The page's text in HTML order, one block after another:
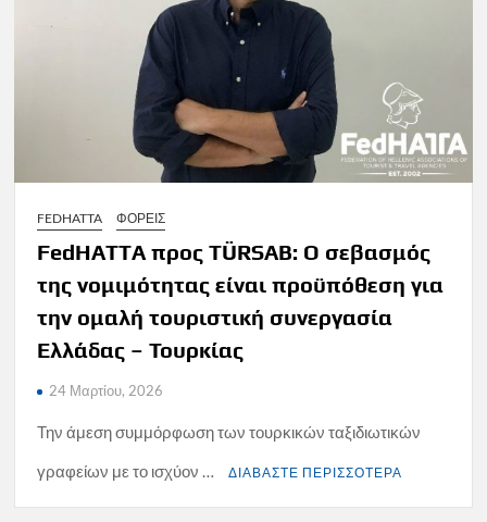
FEDHATTA ΦΟΡΕΙΣ
FedHATTA προς TÜRSAB: Ο σεβασμός
της νομιμότητας είναι προϋπόθεση για
την ομαλή τουριστική συνεργασία
Ελλάδας – Τουρκίας
24 Μαρτίου, 2026
Την άμεση συμμόρφωση των τουρκικών ταξιδιωτικών
γραφείων με το ισχύον …
ΔΙΑΒΑΣΤΕ ΠΕΡΙΣΣΟΤΕΡΑ